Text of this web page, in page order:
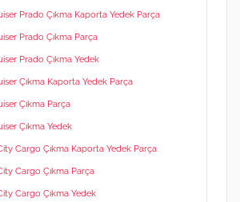
Prado Çıkma Kaporta Yedek Parça
Prado Çıkma Parça
Prado Çıkma Yedek
Çıkma Kaporta Yedek Parça
Çıkma Parça
Çıkma Yedek
Cargo Çıkma Kaporta Yedek Parça
Cargo Çıkma Parça
Cargo Çıkma Yedek